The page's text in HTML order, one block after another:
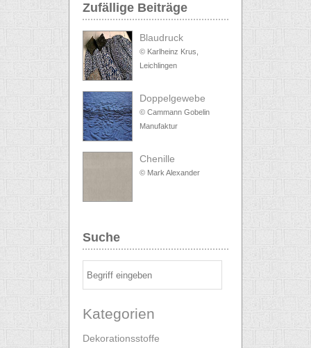
Zufällige Beiträge
Blaudruck
© Karlheinz Krus,
Leichlingen
Doppelgewebe
© Cammann Gobelin
Manufaktur
Chenille
© Mark Alexander
Suche
Kategorien
Dekorationsstoffe